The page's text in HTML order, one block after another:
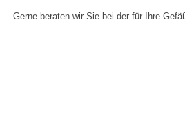
Gerne beraten wir Sie bei der für Ihre